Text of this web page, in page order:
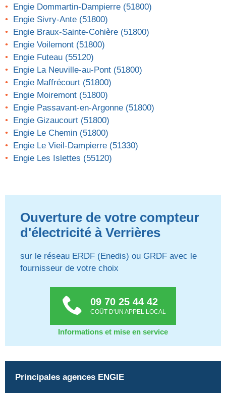
Engie Dommartin-Dampierre (51800)
Engie Sivry-Ante (51800)
Engie Braux-Sainte-Cohière (51800)
Engie Voilemont (51800)
Engie Futeau (55120)
Engie La Neuville-au-Pont (51800)
Engie Maffrécourt (51800)
Engie Moiremont (51800)
Engie Passavant-en-Argonne (51800)
Engie Gizaucourt (51800)
Engie Le Chemin (51800)
Engie Le Vieil-Dampierre (51330)
Engie Les Islettes (55120)
Ouverture de votre compteur
d'électricité à Verrières
sur le réseau ERDF (Enedis) ou GRDF avec le
fournisseur de votre choix
09 70 25 44 42
COÛT D'UN APPEL LOCAL
Informations et mise en service
Principales agences ENGIE